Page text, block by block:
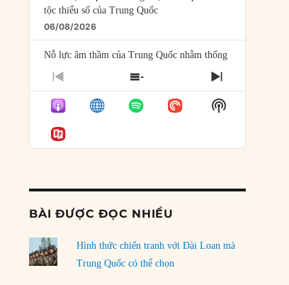
tộc thiểu số của Trung Quốc
06/08/2026
Nỗ lực âm thầm của Trung Quốc nhằm thống
trị khu vực Mỹ Latinh
Nợ cho kẻ mộng mơ: Vốn vay chính sách và
giới hạn của việc cho startup vay vốn
05/08/2026
của phe cánh hữu mới
Ngoại trưởng Nhật Bản?
04/08/2026
PREVIOUS
EPISODE
SHOW
EPISODES
LIST
NEXT
EPISODE
Show
Podcast
BÀI ĐƯỢC ĐỌC NHIỀU
Hình thức chiến tranh với Đài Loan mà
Trung Quốc có thể chọn